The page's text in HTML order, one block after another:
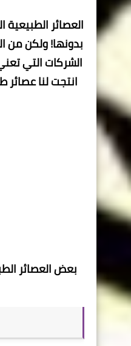
العصائر
بدونها! ولكن من
انتجت لنا